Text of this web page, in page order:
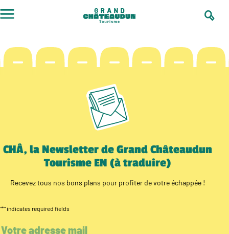
to
CHÂ, la Newsletter de Grand Châteaudun
Tourisme EN (à traduire)
Recevez tous nos bons plans pour profiter de votre échappée !
"*" indicates required fields